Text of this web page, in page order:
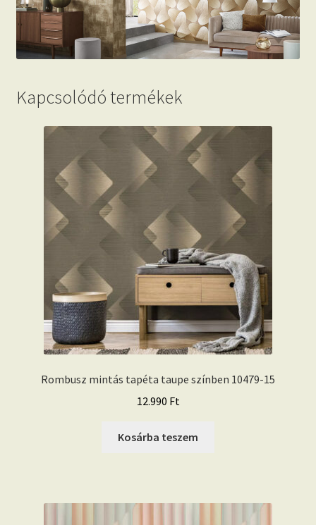
Kapcsolódó termékek
Rombusz mintás tapéta taupe színben 10479-15
12.990 Ft
Kosárba teszem